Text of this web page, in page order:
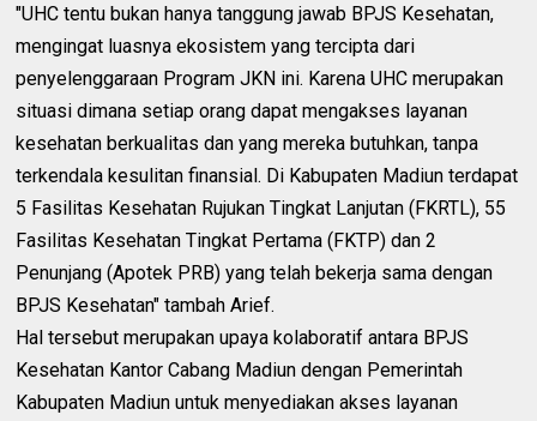
"UHC tentu bukan hanya tanggung jawab BPJS Kesehatan,
mengingat luasnya ekosistem yang tercipta dari
penyelenggaraan Program JKN ini. Karena UHC merupakan
situasi dimana setiap orang dapat mengakses layanan
kesehatan berkualitas dan yang mereka butuhkan, tanpa
terkendala kesulitan finansial. Di Kabupaten Madiun terdapat
5 Fasilitas Kesehatan Rujukan Tingkat Lanjutan (FKRTL), 55
Fasilitas Kesehatan Tingkat Pertama (FKTP) dan 2
Penunjang (Apotek PRB) yang telah bekerja sama dengan
BPJS Kesehatan" tambah Arief.
Hal tersebut merupakan upaya kolaboratif antara BPJS
Kesehatan Kantor Cabang Madiun dengan Pemerintah
Kabupaten Madiun untuk menyediakan akses layanan